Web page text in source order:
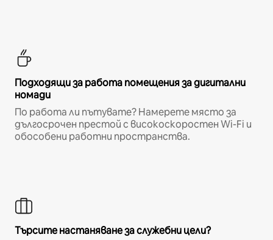
Подходящи за работа помещения за дигитални
номади
По работа ли пътувате? Намерете място за
дългосрочен престой с високоскоростен Wi-Fi и
обособени работни пространства.
Търсите настаняване за служебни цели?